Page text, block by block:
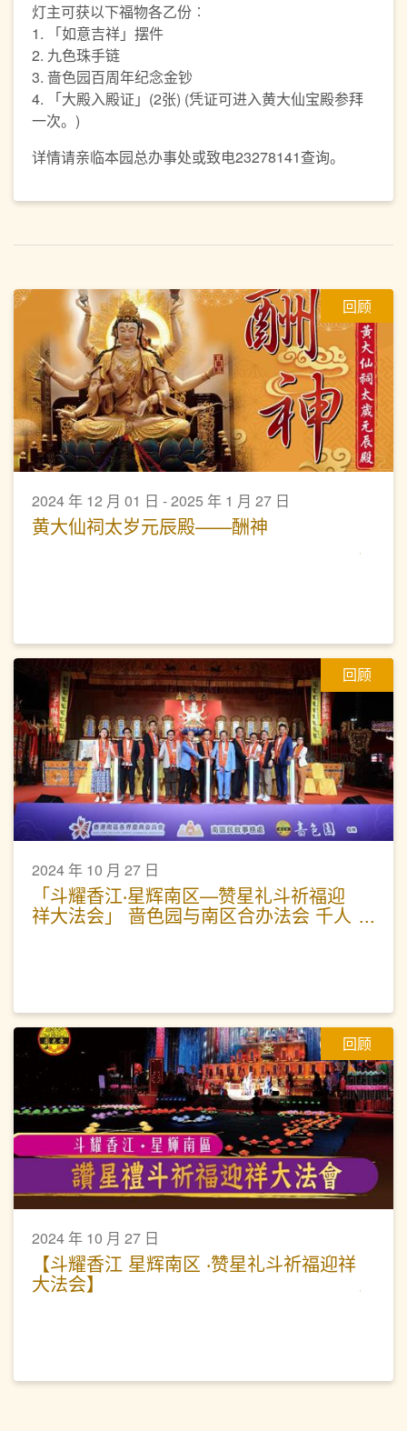
灯主可获以下福物各乙份︰
1. 「如意吉祥」摆件
2. 九色珠手链
3. 啬色园百周年纪念金钞
4. 「大殿入殿证」(2张) (凭证可进入黄大仙宝殿参拜
一次。)
详情请亲临本园总办事处或致电23278141查询。
回顾
2024 年 12 月 01 日 - 2025 年 1 月 27 日
黄大仙祠太岁元辰殿——酬神
回顾
2024 年 10 月 27 日
「斗耀香江‧星辉南区—赞星礼斗祈福迎
祥大法会」 啬色园与南区合办法会 千人
回顾
2024 年 10 月 27 日
【斗耀香江 星辉南区 ‧赞星礼斗祈福迎祥
大法会】